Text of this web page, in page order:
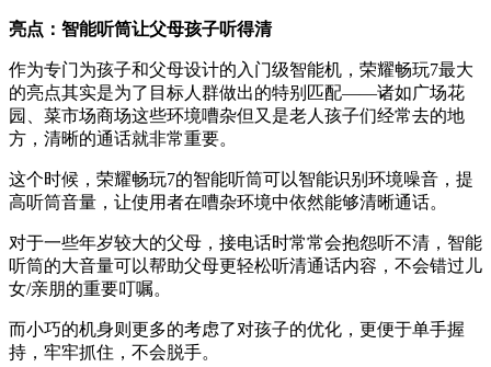
亮点：智能听筒让父母孩子听得清
作为专门为孩子和父母设计的入门级智能机，荣耀畅玩7最大
的亮点其实是为了目标人群做出的特别匹配——诸如广场花
园、菜市场商场这些环境嘈杂但又是老人孩子们经常去的地
方，清晰的通话就非常重要。
这个时候，荣耀畅玩7的智能听筒可以智能识别环境噪音，提
高听筒音量，让使用者在嘈杂环境中依然能够清晰通话。
对于一些年岁较大的父母，接电话时常常会抱怨听不清，智能
听筒的大音量可以帮助父母更轻松听清通话内容，不会错过儿
女/亲朋的重要叮嘱。
而小巧的机身则更多的考虑了对孩子的优化，更便于单手握
持，牢牢抓住，不会脱手。